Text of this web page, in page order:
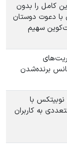
کامل را بدون
با دعوت دوستان
سهیم
برنده‌شدن
با
به کاربران